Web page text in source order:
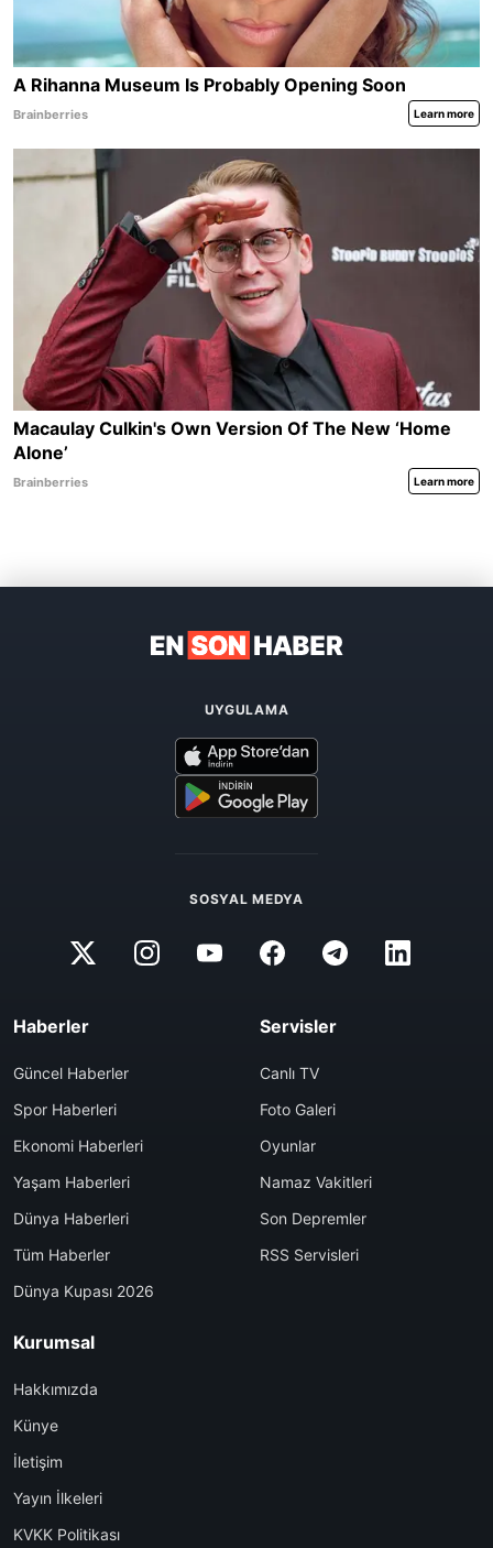
UYGULAMA
SOSYAL MEDYA
Haberler
Güncel Haberler
Spor Haberleri
Ekonomi Haberleri
Yaşam Haberleri
Dünya Haberleri
Tüm Haberler
Dünya Kupası 2026
Servisler
Canlı TV
Foto Galeri
Oyunlar
Namaz Vakitleri
Son Depremler
RSS Servisleri
Kurumsal
Hakkımızda
Künye
İletişim
Yayın İlkeleri
KVKK Politikası